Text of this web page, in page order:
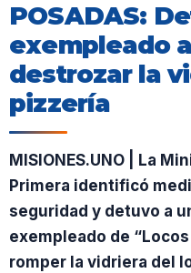
POSADAS:
exempleado
destrozar la
pizzería
MISIONES.UNO | La
Primera identificó
seguridad y detuvo a
exempleado de
romper la vidriera del